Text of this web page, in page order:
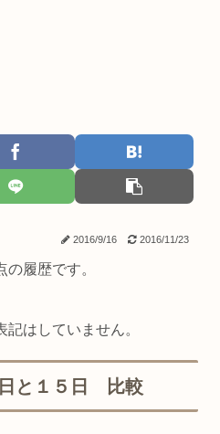
2016/9/16 2016/11/23
履歴です。
はしていません。
と１５日 比較